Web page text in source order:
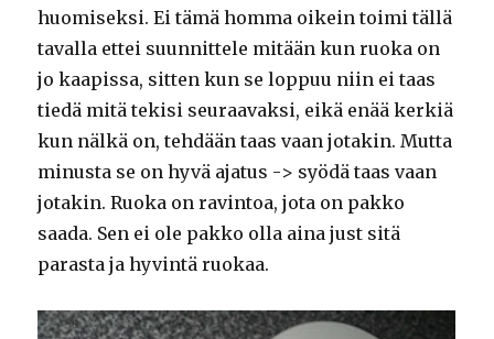
huomiseksi. Ei tämä homma oikein toimi tällä
tavalla ettei suunnittele mitään kun ruoka on
jo kaapissa, sitten kun se loppuu niin ei taas
tiedä mitä tekisi seuraavaksi, eikä enää kerkiä
kun nälkä on, tehdään taas vaan jotakin. Mutta
minusta se on hyvä ajatus -> syödä taas vaan
jotakin. Ruoka on ravintoa, jota on pakko
saada. Sen ei ole pakko olla aina just sitä
parasta ja hyvintä ruokaa.